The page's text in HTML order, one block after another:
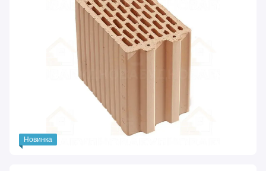
Новинка